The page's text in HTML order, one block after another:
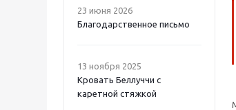
23 июня 2026
Благодарственное письмо
13 ноября 2025
Кровать Беллуччи с
каретной стяжкой